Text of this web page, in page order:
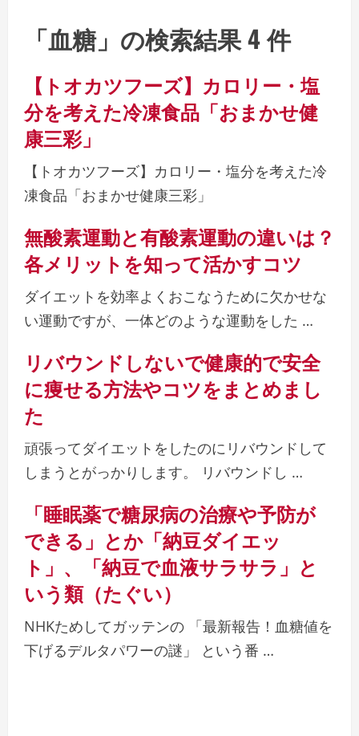
「血糖」の検索結果 4 件
【トオカツフーズ】カロリー・塩
分を考えた冷凍食品「おまかせ健
康三彩」
【トオカツフーズ】カロリー・塩分を考えた冷
凍食品「おまかせ健康三彩」
無酸素運動と有酸素運動の違いは？
各メリットを知って活かすコツ
ダイエットを効率よくおこなうために欠かせな
い運動ですが、一体どのような運動をした …
リバウンドしないで健康的で安全
に痩せる方法やコツをまとめまし
た
頑張ってダイエットをしたのにリバウンドして
しまうとがっかりします。 リバウンドし …
「睡眠薬で糖尿病の治療や予防が
できる」とか「納豆ダイエッ
ト」、「納豆で血液サラサラ」と
いう類（たぐい）
NHKためしてガッテンの 「最新報告！血糖値を
下げるデルタパワーの謎」 という番 …